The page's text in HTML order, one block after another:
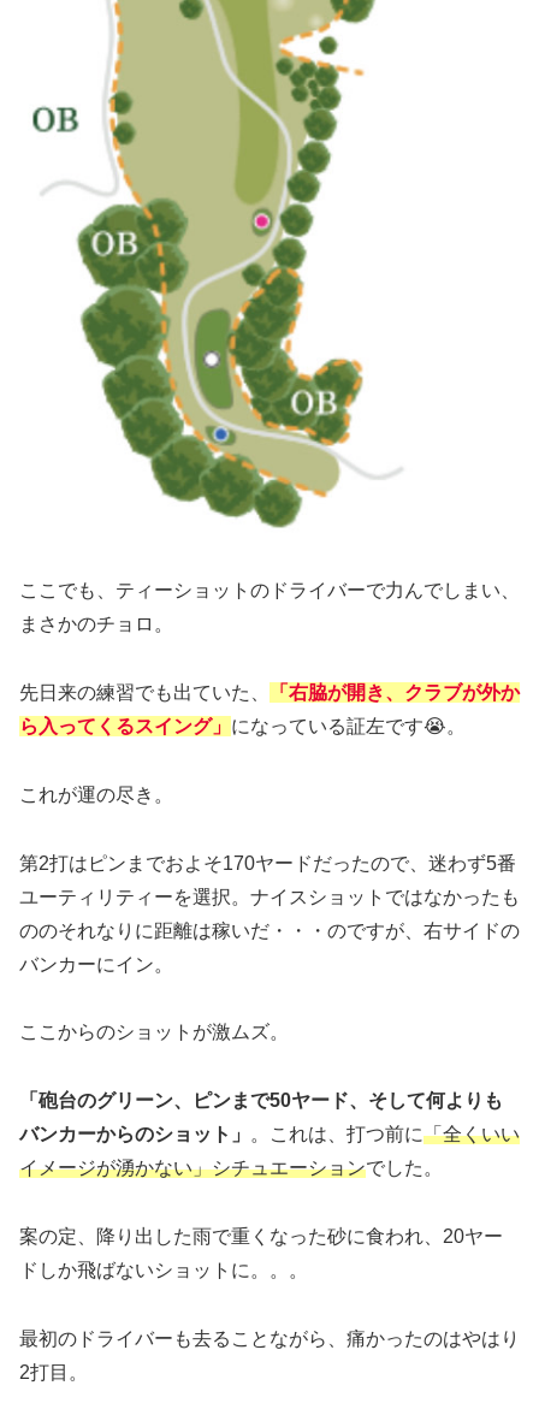
ここでも、ティーショットのドライバーで力んでしまい、
まさかのチョロ。
先日来の練習でも出ていた、
「右脇が開き、クラブが外か
ら入ってくるスイング」 になっている証左です😭。
これが運の尽き。
第2打はピンまでおよそ170ヤードだったので、迷わず5番
ユーティリティーを選択。ナイスショットではなかったも
ののそれなりに距離は稼いだ・・・のですが、右サイドの
バンカーにイン。
ここからのショットが激ムズ。
「砲台のグリーン、ピンまで50ヤード、そして何よりも
バンカーからのショット」
。これは、打つ前に「全くいい
イメージが湧かない」シチュエーションでした。
案の定、降り出した雨で重くなった砂に食われ、20ヤー
ドしか飛ばないショットに。。。
最初のドライバーも去ることながら、痛かったのはやはり
2打目。